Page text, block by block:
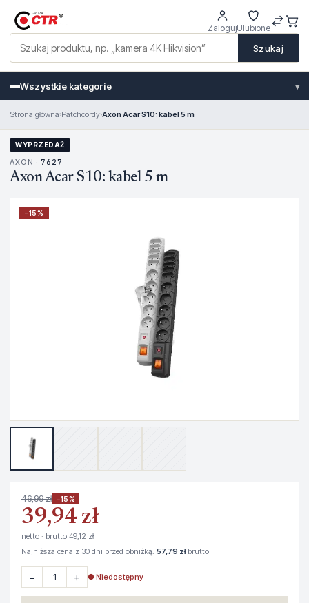
Szukaj
ZalogujUlubione
Wszystkie kategorie ▾
Strona główna›Patchcordy›Axon Acar S10: kabel 5 m
WYPRZEDAŻ
AXON · 7627
Axon Acar S10: kabel 5 m
−15%
46,99 zł −15%
39,94 zł
netto · brutto 49,12 zł
Najniższa cena z 30 dni przed obniżką: 57,79 złbrutto
− + ● Niedostępny